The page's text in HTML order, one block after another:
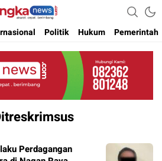
Lingkanews
Cepat & Berimbang
Politik Hukum Pemerintah
Perdagangan